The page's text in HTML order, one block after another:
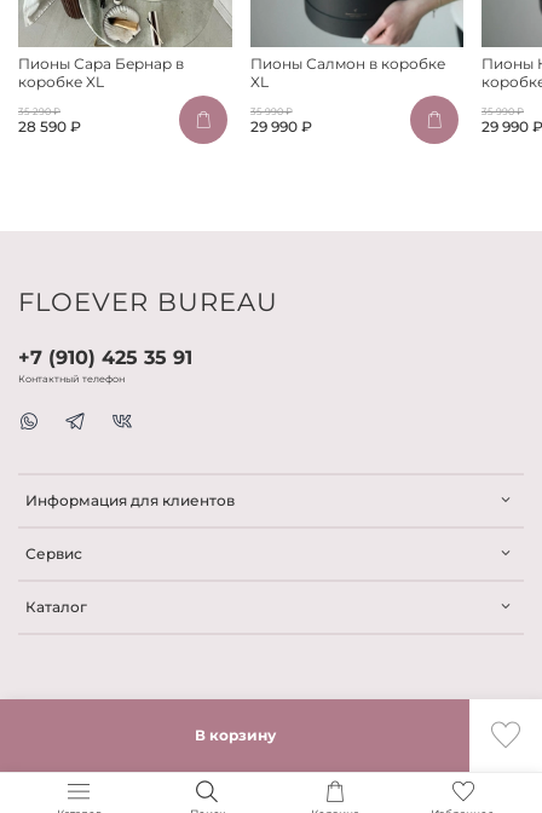
В корзину
Пионы Сара Бернар в
коробке XL
35 290 ₽
28 590 ₽
Пионы Салмон в коробке
XL
35 990 ₽
29 990 ₽
Пионы
35 990 ₽
29 990 ₽
Информация для клиентов
Сервис
Каталог
+7 (910) 425 35 91
Контактный телефон
FLOEVER BUREAU